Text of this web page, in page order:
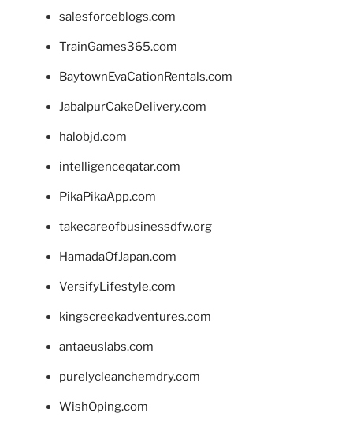
salesforceblogs.com
TrainGames365.com
BaytownEvaCationRentals.com
JabalpurCakeDelivery.com
halobjd.com
intelligenceqatar.com
PikaPikaApp.com
takecareofbusinessdfw.org
HamadaOfJapan.com
VersifyLifestyle.com
kingscreekadventures.com
antaeuslabs.com
purelycleanchemdry.com
WishOping.com